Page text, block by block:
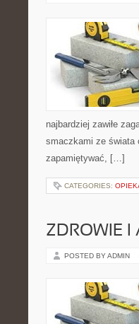
najbardziej zawiłe
smaczkami ze świata
zapamiętywać, […]
CATEGORIES:
ZDROWIE
POSTED BY ADMIN